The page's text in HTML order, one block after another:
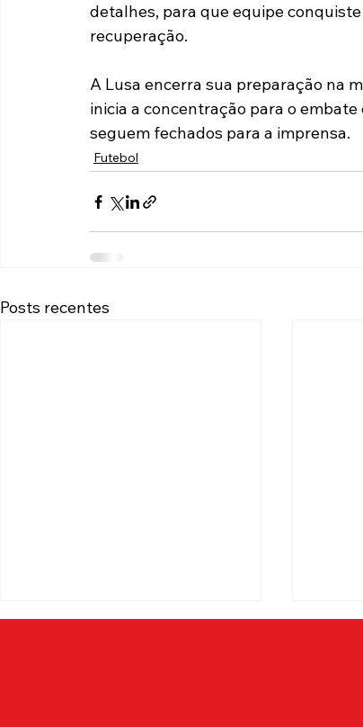
Tabelas
detalhes, para que equipe
recuperação.
A Lusa encerra sua preparação na
inicia a concentração para o
seguem fechados para a imprensa.
Futebol
Posts recentes